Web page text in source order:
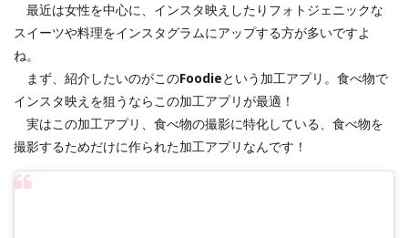
最近は女性を中心に、インスタ映えしたりフォトジェニックな
スイーツや料理をインスタグラムにアップする方が多いですよ
ね。
まず、紹介したいのがこのFoodieという加工アプリ。食べ物で
インスタ映えを狙うならこの加工アプリが最適！
実はこの加工アプリ、食べ物の撮影に特化している、食べ物を
撮影するためだけに作られた加工アプリなんです！